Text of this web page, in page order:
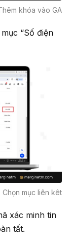
khóa vào GA
“Số điện
Chọn mục liên kêt
xác minh tin
tất.